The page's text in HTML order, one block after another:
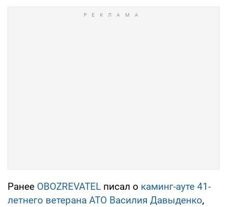
Ранее OBOZREVATEL писал о каминг-ауте 41-
летнего ветерана АТО Василия Давыденко,